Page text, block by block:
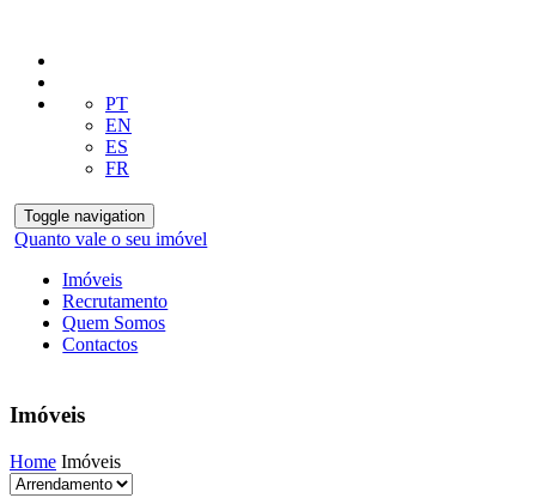
PT
EN
ES
FR
Toggle navigation
Quanto vale o seu imóvel
Imóveis
Recrutamento
Quem Somos
Contactos
Imóveis
Home Imóveis